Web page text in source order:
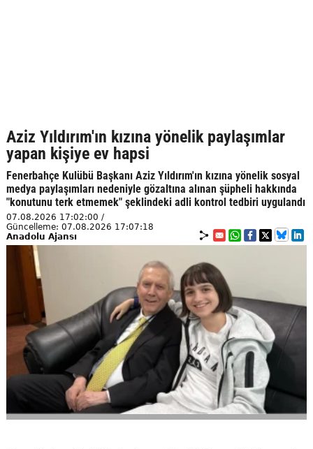
Aziz Yıldırım'ın kızına yönelik paylaşımlar
yapan kişiye ev hapsi
Fenerbahçe Kulübü Başkanı Aziz Yıldırım'ın kızına yönelik sosyal
medya paylaşımları nedeniyle gözaltına alınan şüpheli hakkında
"konutunu terk etmemek" şeklindeki adli kontrol tedbiri uygulandı
07.08.2026 17:02:00 /
Güncelleme: 07.08.2026 17:07:18
Anadolu Ajansı